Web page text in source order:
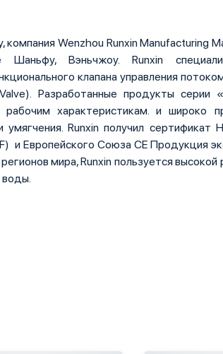
компания Wenzhou Runxin Manufacturing
Вэньчжоу. Runxin
клапана управления
Разработанные продукты серии
характеристикам. и широко
Runxin получил сертификат
и Европейского Союза CE Продукция
мира, Runxin пользуется высокой
воды.